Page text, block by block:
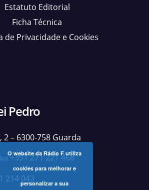
Estatuto Editorial
Ficha Técnica
de Privacidade e Cookies
Pedro
2 – 6300-758 Guarda
+351 271 221 468
214 043
O website da Rádio F utiliza
cookies para melhorar e
personalizar a sua